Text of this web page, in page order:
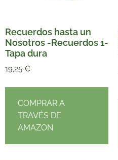
Recuerdos hasta un
Nosotros -Recuerdos 1-
Tapa dura
19,25 €
COMPRAR A
TRAVÉS DE
AMAZON